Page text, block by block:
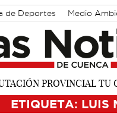
de Deportes Medio
ETIQUETA: LUIS